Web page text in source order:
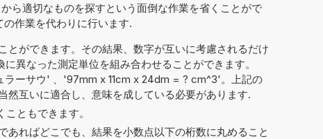
ら適切なものを探すという面倒な作業を省くことがで
作業を代わりに行います.
とができます。その結果、数字が互いに考慮されるだけ
異なった測定単位を組み合わせることができます。
ーサウ' 、'97mm x 11cm x 24dm = ? cm^3'。上記の
然互いに適合し、意味を成している必要があります.
ともできます。
あればどこでも、結果を小数点以下の桁数に丸めること